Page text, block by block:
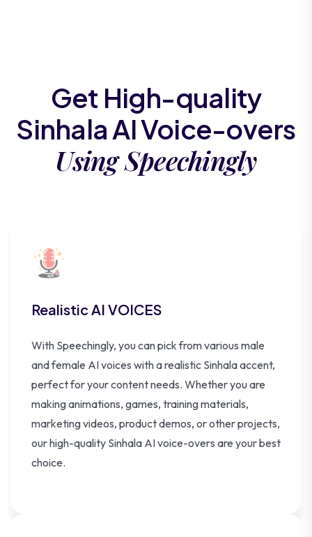
Get High-quality
Sinhala AI Voice-overs
Using Speechingly
Realistic AI VOICES
With Speechingly, you can pick from various male
and female AI voices with a realistic Sinhala accent,
perfect for your content needs. Whether you are
making animations, games, training materials,
marketing videos, product demos, or other projects,
our high-quality Sinhala AI voice-overs are your best
choice.